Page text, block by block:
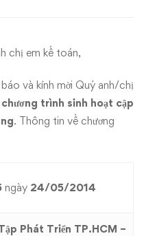
chị em kế toán,
và kính mời Quý anh/chị
chương trình sinh hoạt cập
. Thông tin về chương
ngày 24/05/2014
Phát Triển TP.HCM –